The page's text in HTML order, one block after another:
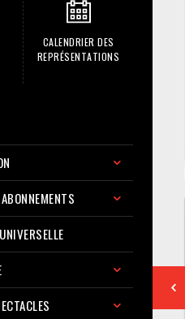
CALENDRIER DES
REPRÉSENTATIONS